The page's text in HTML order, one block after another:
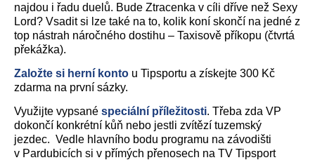
najdou i řadu duelů. Bude Ztracenka v cíli dříve než Sexy
Lord? Vsadit si lze také na to, kolik koní skončí na jedné z
top nástrah náročného dostihu – Taxisově příkopu (čtvrtá
překážka).
Založte si herní konto u Tipsportu a získejte 300 Kč
zdarma na první sázky.
Využijte vypsané speciální příležitosti. Třeba zda VP
dokončí konkrétní kůň nebo jestli zvítězí tuzemský
jezdec. Vedle hlavního bodu programu na závodišti
v Pardubicích si v přímých přenosech na TV Tipsport